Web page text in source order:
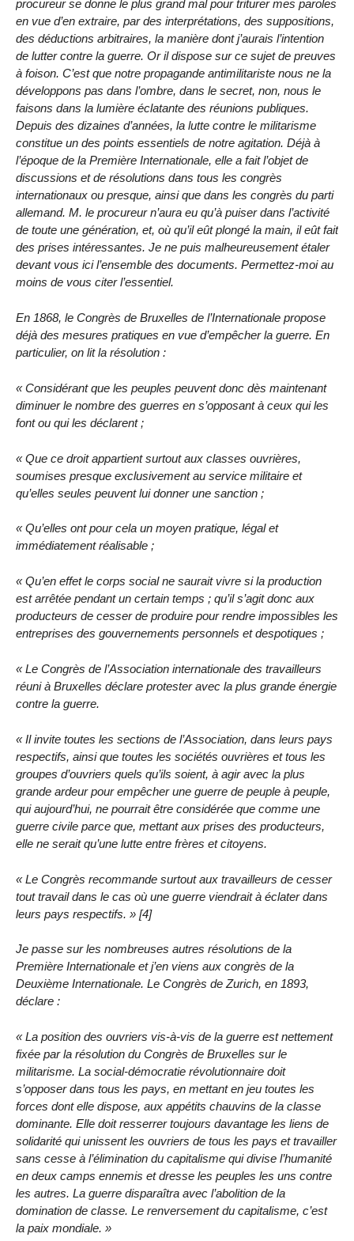
procureur se donne le plus grand mal pour triturer mes paroles
en vue d’en extraire, par des interprétations, des suppositions,
des déductions arbitraires, la manière dont j’aurais l’intention
de lutter contre la guerre. Or il dispose sur ce sujet de preuves
à foison. C’est que notre propagande antimilitariste nous ne la
développons pas dans l’ombre, dans le secret, non, nous le
faisons dans la lumière éclatante des réunions publiques.
Depuis des dizaines d’années, la lutte contre le militarisme
constitue un des points essentiels de notre agitation. Déjà à
l’époque de la Première Internationale, elle a fait l’objet de
discussions et de résolutions dans tous les congrès
internationaux ou presque, ainsi que dans les congrès du parti
allemand. M. le procureur n’aura eu qu’à puiser dans l’activité
de toute une génération, et, où qu’il eût plongé la main, il eût fait
des prises intéressantes. Je ne puis malheureusement étaler
devant vous ici l’ensemble des documents. Permettez-moi au
moins de vous citer l’essentiel.
En 1868, le Congrès de Bruxelles de l’Internationale propose
déjà des mesures pratiques en vue d’empêcher la guerre. En
particulier, on lit la résolution :
« Considérant que les peuples peuvent donc dès maintenant
diminuer le nombre des guerres en s’opposant à ceux qui les
font ou qui les déclarent ;
« Que ce droit appartient surtout aux classes ouvrières,
soumises presque exclusivement au service militaire et
qu’elles seules peuvent lui donner une sanction ;
« Qu’elles ont pour cela un moyen pratique, légal et
immédiatement réalisable ;
« Qu’en effet le corps social ne saurait vivre si la production
est arrêtée pendant un certain temps ; qu’il s’agit donc aux
producteurs de cesser de produire pour rendre impossibles les
entreprises des gouvernements personnels et despotiques ;
« Le Congrès de l’Association internationale des travailleurs
réuni à Bruxelles déclare protester avec la plus grande énergie
contre la guerre.
« Il invite toutes les sections de l’Association, dans leurs pays
respectifs, ainsi que toutes les sociétés ouvrières et tous les
groupes d’ouvriers quels qu’ils soient, à agir avec la plus
grande ardeur pour empêcher une guerre de peuple à peuple,
qui aujourd’hui, ne pourrait être considérée que comme une
guerre civile parce que, mettant aux prises des producteurs,
elle ne serait qu’une lutte entre frères et citoyens.
« Le Congrès recommande surtout aux travailleurs de cesser
tout travail dans le cas où une guerre viendrait à éclater dans
leurs pays respectifs. » [4]
Je passe sur les nombreuses autres résolutions de la
Première Internationale et j’en viens aux congrès de la
Deuxième Internationale. Le Congrès de Zurich, en 1893,
déclare :
« La position des ouvriers vis-à-vis de la guerre est nettement
fixée par la résolution du Congrès de Bruxelles sur le
militarisme. La social-démocratie révolutionnaire doit
s’opposer dans tous les pays, en mettant en jeu toutes les
forces dont elle dispose, aux appétits chauvins de la classe
dominante. Elle doit resserrer toujours davantage les liens de
solidarité qui unissent les ouvriers de tous les pays et travailler
sans cesse à l’élimination du capitalisme qui divise l’humanité
en deux camps ennemis et dresse les peuples les uns contre
les autres. La guerre disparaîtra avec l’abolition de la
domination de classe. Le renversement du capitalisme, c’est
la paix mondiale. »